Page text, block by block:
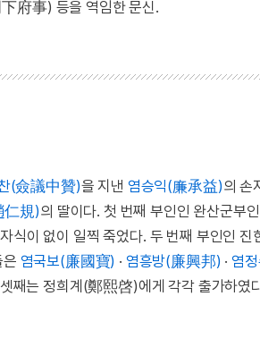
府事) 등을 역임한 문신.
(僉議中贊)을 지낸 염승익(廉承益)의 손
仁規)의 딸이다. 첫 번째 부인인 완산군부인
이 없이 일찍 죽었다. 두 번째 부인인 진
염국보(廉國寶) · 염흥방(廉興邦) · 염
째는 정희계(鄭熙啓)에게 각각 출가하였